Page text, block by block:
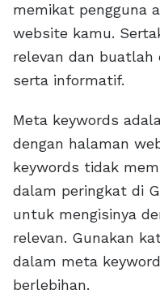
memikat pengguna
website kamu.
relevan dan buatlah
serta informatif.
Meta keywords
dengan halaman
keywords tidak
dalam peringkat di
untuk mengisinya
relevan. Gunakan
dalam meta
berlebihan.